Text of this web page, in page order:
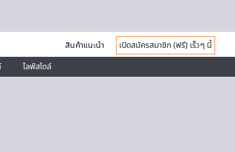
สินค้าแนะนำ
เปิดสมัครสมาชิก (ฟรี) เร็วๆ นี้
ไลฟ์สไตล์